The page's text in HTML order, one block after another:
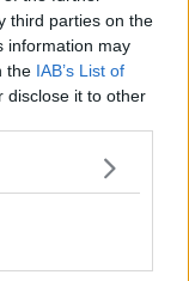
third parties on the
information may
the IAB’s List of
disclose it to other